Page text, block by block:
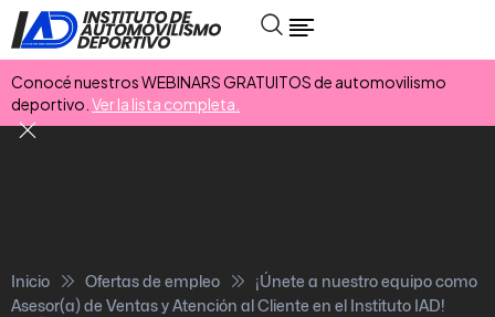
Conocé nuestros WEBINARS GRATUITOS de automovilismo
deportivo. Ver la lista completa.
Inicio Ofertas de empleo
¡Únete a nuestro equipo como
Asesor(a) de Ventas y Atención al Cliente en el Instituto IAD!